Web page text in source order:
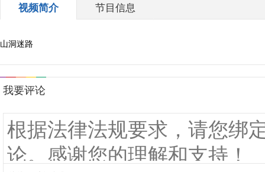
视频简介 节目信息
山洞迷路